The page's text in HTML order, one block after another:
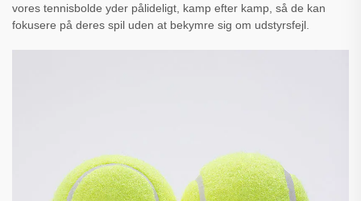
vores tennisbolde yder pålideligt, kamp efter kamp, så de kan
fokusere på deres spil uden at bekymre sig om udstyrsfejl.